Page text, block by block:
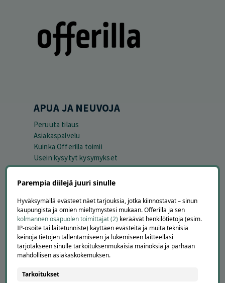
APUA JA NEUVOJA
Peruuta tilaus
Asiakaspalvelu
Kuinka Offerilla toimii
Usein kysytyt kysymykset
Suosittele Offerillaa
TUTUSTU MEIHIN
Tietoa meistä
Ajankohtaista
Tilaa uutiskirje
Avoimet työpaikat
Offerilla mediassa
YRITYKSILLE
Parempia diilejä juuri sinulle
Hyväksymällä evästeet näet tarjouksia, jotka kiinnostavat – sinun
kaupungista ja omien mieltymystesi mukaan. Offerilla ja sen
kolmannen osapuolen toimittajat (2) keräävät henkilötietoja (esim.
IP-osoite tai laitetunniste) käyttäen evästeitä ja muita teknisiä
keinoja tietojen tallentamiseen ja lukemiseen laitteellasi
tarjotakseen sinulle tarkoituksenmukaisia mainoksia ja parhaan
mahdollisen asiakaskokemuksen.
Tarkoitukset